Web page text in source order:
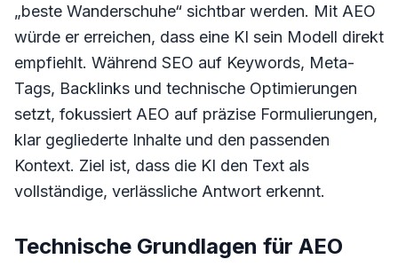
„beste Wanderschuhe“ sichtbar werden. Mit AEO
würde er erreichen, dass eine KI sein Modell direkt
empfiehlt. Während SEO auf Keywords, Meta-
Tags, Backlinks und technische Optimierungen
setzt, fokussiert AEO auf präzise Formulierungen,
klar gegliederte Inhalte und den passenden
Kontext. Ziel ist, dass die KI den Text als
vollständige, verlässliche Antwort erkennt.
Technische Grundlagen für AEO